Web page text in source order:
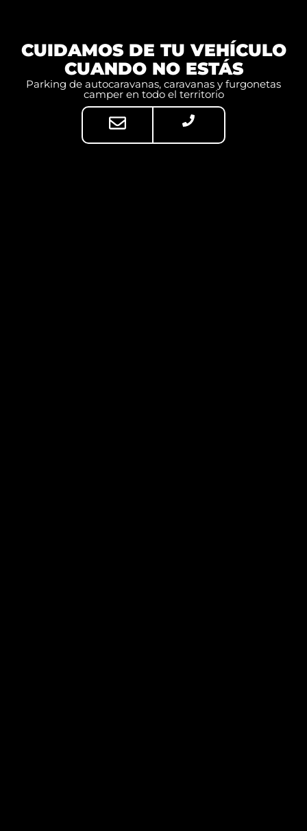
CUIDAMOS DE TU VEHÍCULO
CUANDO NO ESTÁS
Parking de autocaravanas, caravanas y furgonetas
camper en todo el territorio